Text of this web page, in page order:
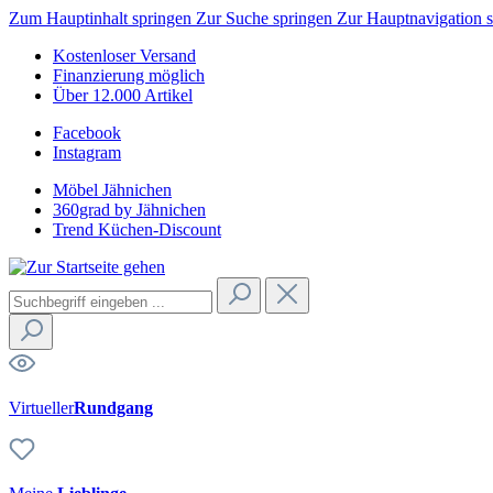
Zum Hauptinhalt springen Zur Suche springen Zur Hauptnavigation
Kostenloser Versand
Finanzierung möglich
Über 12.000 Artikel
Facebook
Instagram
Möbel Jähnichen
360grad by Jähnichen
Trend Küchen-Discount
VirtuellerRundgang